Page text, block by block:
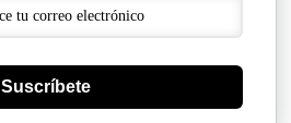
Suscríbete